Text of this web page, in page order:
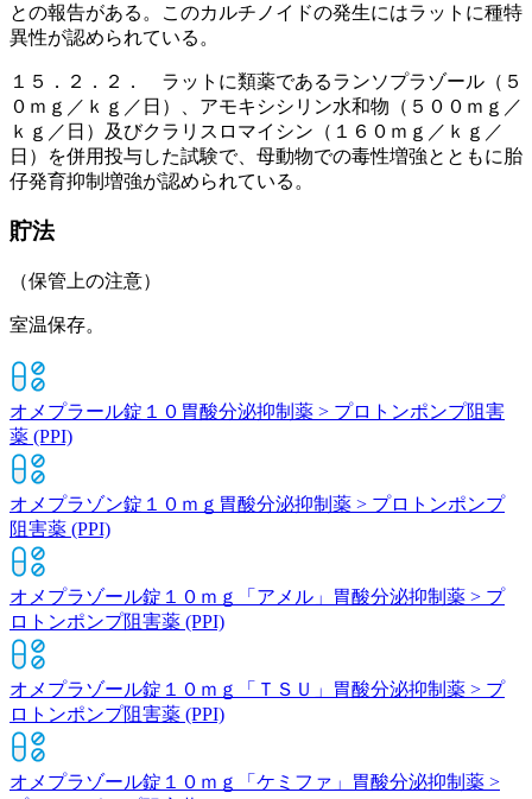
との報告がある。このカルチノイドの発生にはラットに種特
異性が認められている。
１５．２．２． ラットに類薬であるランソプラゾール（５
０ｍｇ／ｋｇ／日）、アモキシシリン水和物（５００ｍｇ／
ｋｇ／日）及びクラリスロマイシン（１６０ｍｇ／ｋｇ／
日）を併用投与した試験で、母動物での毒性増強とともに胎
仔発育抑制増強が認められている。
貯法
（保管上の注意）
室温保存。
オメプラール錠１０ 胃酸分泌抑制薬 > プロトンポンプ阻害
薬 (PPI)
オメプラゾン錠１０ｍｇ 胃酸分泌抑制薬 > プロトンポンプ
阻害薬 (PPI)
オメプラゾール錠１０ｍｇ「アメル」
胃酸分泌抑制薬 > プ
ロトンポンプ阻害薬 (PPI)
オメプラゾール錠１０ｍｇ「ＴＳＵ」
胃酸分泌抑制薬 > プ
ロトンポンプ阻害薬 (PPI)
オメプラゾール錠１０ｍｇ「ケミファ」
胃酸分泌抑制薬 >